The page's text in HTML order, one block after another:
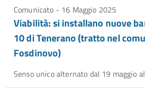
Comunicato - 16 Maggio 2025
Viabilità: si installano nuove
10 di Tenerano (tratto nel
Fosdinovo)
Senso unico alternato dal 19 maggio